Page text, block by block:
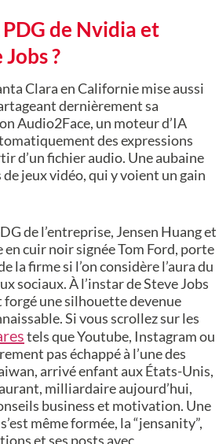
de Nvidia et
?
Clara en Californie mise aussi
dernièrement sa
Audio2Face, un moteur d’IA
des expressions
d’un fichier audio. Une aubaine
jeux vidéo, qui y voient un gain
de l’entreprise, Jensen Huang et
cuir noir signée Tom Ford, porte
la firme si l’on considère l’aura du
sociaux. À l’instar de Steve Jobs
forgé une silhouette devenue
Si vous scrollez sur les
tels que Youtube, Instagram ou
pas échappé à l’une des
arrivé enfant aux États-Unis,
milliardaire aujourd’hui,
business et motivation. Une
même formée, la “jensanity”,
et ses posts avec